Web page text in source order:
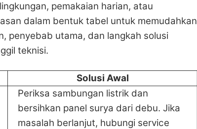
pemakaian harian, atau
dalam bentuk tabel untuk memudahkan
penyebab utama, dan langkah solusi
teknisi.
Solusi Awal
Periksa sambungan listrik dan
bersihkan panel surya dari debu. Jika
masalah berlanjut, hubungi service